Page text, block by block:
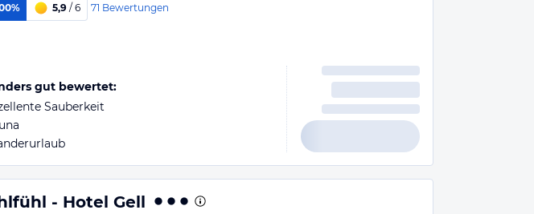
5,9 / 6 71 Bewertungen
gut bewertet:
Sauberkeit
- Hotel Gell